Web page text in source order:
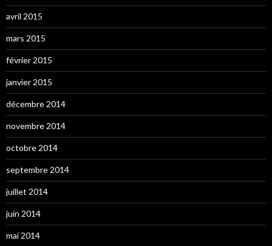
avril 2015
mars 2015
février 2015
janvier 2015
décembre 2014
novembre 2014
octobre 2014
septembre 2014
juillet 2014
juin 2014
mai 2014